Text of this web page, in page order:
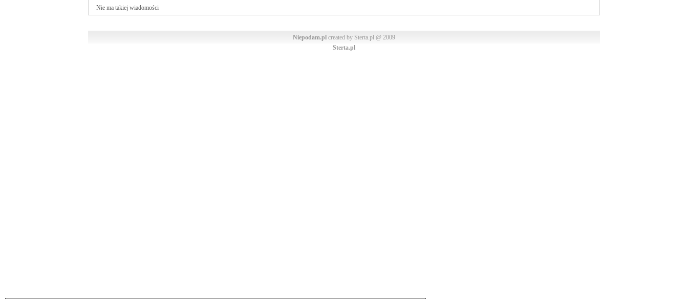
Nie ma takiej wiadomości
Niepodam.pl created by Sterta.pl @ 2009
Sterta.pl